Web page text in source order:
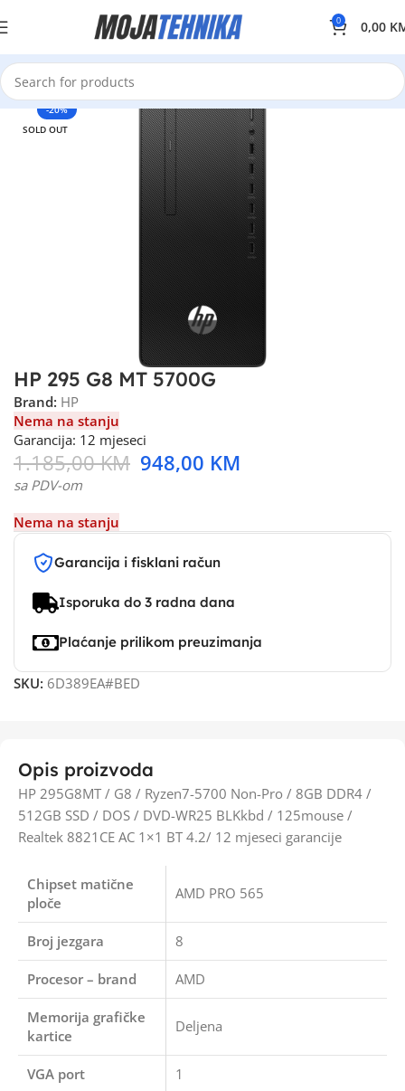
0 0,00
-20%
SOLD OUT
HP 295 G8 MT 5700G
Brand: HP
Nema na stanju
Garancija: 12 mjeseci
1.185,00KM 948,00 KM
sa PDV-om
Nema na stanju
Garancija i fisklani račun
Isporuka do 3 radna dana
Plaćanje prilikom preuzimanja
SKU: 6D389EA#BED
Opis proizvoda
HP 295G8MT / G8 / Ryzen7-5700 Non-Pro / 8GB DDR4 /
512GB SSD / DOS / DVD-WR25 BLKkbd / 125mouse /
Realtek 8821CE AC 1×1 BT 4.2/ 12 mjeseci garancije
Chipset matične
ploče
AMD PRO 565
Broj jezgara 8
Procesor – brand AMD
Memorija grafičke
kartice
Deljena
VGA port 1